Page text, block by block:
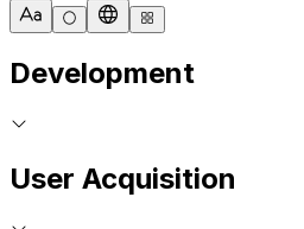
Development
User Acquisition